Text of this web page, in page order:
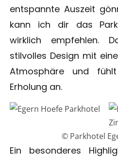
entspannte Auszeit
kann ich dir das
wirklich empfehlen.
stilvolles Design mit
Atmosphäre und
Erholung an.
© Parkhotel
Ein besonderes